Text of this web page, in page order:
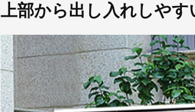
上部から出し入れしやす